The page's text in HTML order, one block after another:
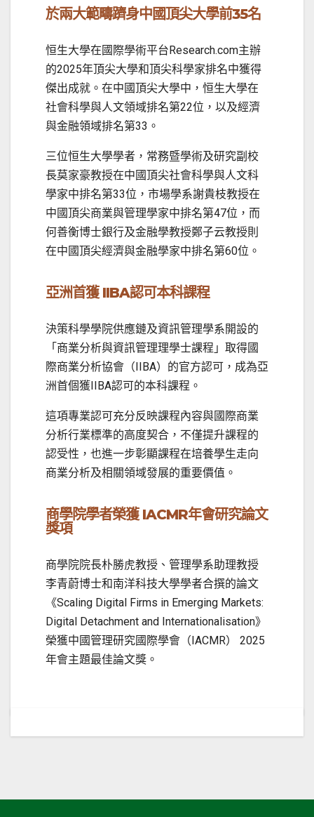
於兩大範疇躋身中國頂尖大學前35名
恒生大學在國際學術平台Research.com主辦
的2025年頂尖大學和頂尖科學家排名中獲得
傑出成就。在中國頂尖大學中，恒生大學在
社會科學與人文領域排名第22位，以及經濟
與金融領域排名第33。
三位恒生大學學者，常務暨學術及研究副校
長莫家豪教授在中國頂尖社會科學與人文科
學家中排名第33位，市場學系謝貴枝教授在
中國頂尖商業與管理學家中排名第47位，而
何善衡博士銀行及金融學教授鄭子云教授則
在中國頂尖經濟與金融學家中排名第60位。
亞洲首獲IIBA認可本科課程
決策科學學院供應鏈及資訊管理學系開設的
「商業分析與資訊管理理學士課程」取得國
際商業分析協會（IIBA）的官方認可，成為亞
洲首個獲IIBA認可的本科課程。
這項專業認可充分反映課程內容與國際商業
分析行業標準的高度契合，不僅提升課程的
認受性，也進一步彰顯課程在培養學生走向
商業分析及相關領域發展的重要價值。
商學院學者榮獲IACMR年會研究論文
獎項
商學院院長朴勝虎教授、管理學系助理教授
李青蔚博士和南洋科技大學學者合撰的論文
《Scaling Digital Firms in Emerging Markets:
Digital Detachment and Internationalisation》
榮獲中國管理研究國際學會（IACMR） 2025
年會主題最佳論文獎。